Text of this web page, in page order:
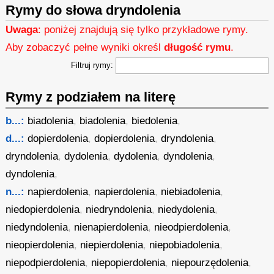
Rymy do słowa dryndolenia
Uwaga: poniżej znajdują się tylko przykładowe rymy.
Aby zobaczyć pełne wyniki określdługość rymu.
Filtruj rymy:
Rymy z podziałem na literę
b...: biadolenia, biadolenia, biedolenia,
d...: dopierdolenia,dopierdolenia,dryndolenia,
dryndolenia,dydolenia,dydolenia,dyndolenia,
dyndolenia,
n...: napierdolenia, napierdolenia, niebiadolenia,
niedopierdolenia, niedryndolenia, niedydolenia,
niedyndolenia, nienapierdolenia, nieodpierdolenia,
nieopierdolenia, niepierdolenia, niepobiadolenia,
niepodpierdolenia, niepopierdolenia, niepourzędolenia,